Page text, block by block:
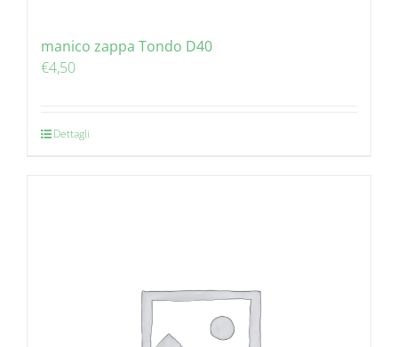
manico zappa Tondo D40
€4,50
Dettagli